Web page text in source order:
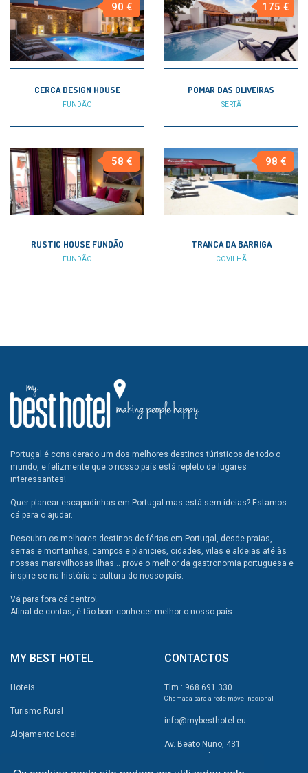
90 €
CERCA DESIGN HOUSE
FUNDÃO
175 €
POMAR DAS OLIVEIRAS
SERTÃ
58 €
RUSTIC HOUSE FUNDÃO
FUNDÃO
98 €
TRANCA DA BARRIGA
COVILHÃ
Portugal é considerado um dos melhores destinos túristicos de todo o
mundo, e felizmente que o nosso país está repleto de lugares
interessantes!
Quer planear escapadinhas em Portugal mas está sem ideias? Estamos
cá para o ajudar.
Descubra os melhores destinos de férias em Portugal, desde praias,
serras e montanhas, campos e planicies, cidades, vilas e aldeias até às
nossas maravilhosas ilhas... prove o melhor da gastronomia portuguesa e
inspire-se na história e cultura do nosso país.
Vá para fora cá dentro!
Afinal de contas, é tão bom conhecer melhor o nosso país.
MY BEST HOTEL
Hoteis
Turismo Rural
Alojamento Local
CONTACTOS
Tlm.: 968 691 330
Chamada para a rede móvel nacional
info@mybesthotel.eu
Av. Beato Nuno, 431